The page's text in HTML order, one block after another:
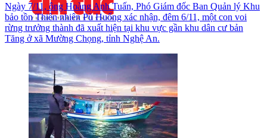
Ngày 7/11, ông Hoàng Anh Tuấn, Phó Giám đốc Ban Quản lý Khu
bảo tồn Thiên nhiên Pù Huống xác nhận, đêm 6/11, một con voi
rừng trưởng thành đã xuất hiện tại khu vực gần khu dân cư bản
Tăng ở xã Mường Chọng, tỉnh Nghệ An.